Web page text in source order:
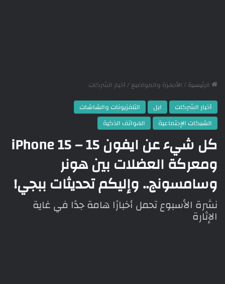
الرئيسية/ الأجهزة والمواضيع/أخبار الشركات
أخبار الشركات
ابل
التلفزيونات والشاشات
الشبكات الإجتماعية
الهواتف الذكية
كل شيء عن ايفون 15 – iPhone 15
ومعركة العضلات بين هونر
وسامسونج.. وإليكم تحديثات ببجي!
نشرة الأسبوع تحمل أخبارًا هامة جدًا في غاية
الإثارة